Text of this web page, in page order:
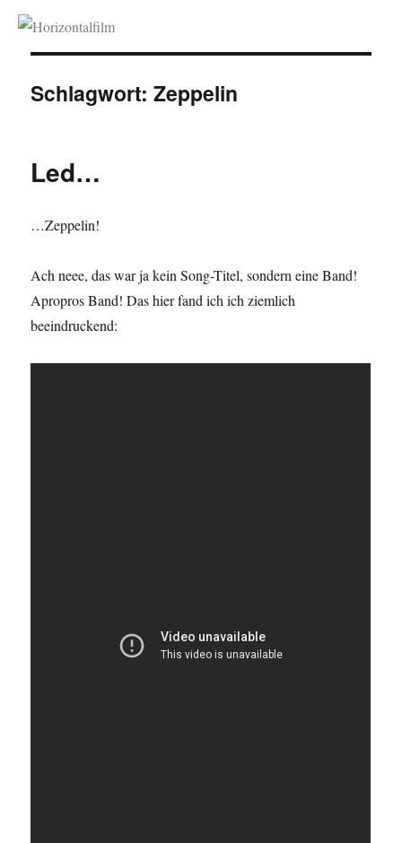
Horizontalfilm
Schlagwort:Zeppelin
Led…
…Zeppelin!
Ach neee, das war ja kein Song-Titel, sondern eine Band!
Apropros Band! Das hier fand ich ich ziemlich
beeindruckend: